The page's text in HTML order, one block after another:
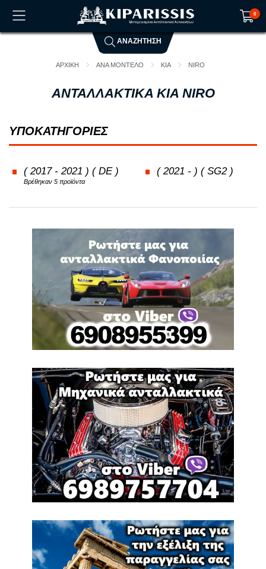
0
Το καλάθι αγορών είναι άδειο!
ΑΝΑΖΗΤΗΣΗ
ΑΡΧΙΚΗ ΑΝΑ ΜΟΝΤΕΛΟ KIA NIRO
ΑΝΤΑΛΛΑΚΤΙΚΑ KIA NIRO
ΥΠΟΚΑΤΗΓΟΡΙΕΣ
( 2017 - 2021 ) ( DE )
Βρέθηκαν 5 προϊόντα
( 2021 - ) ( SG2 )